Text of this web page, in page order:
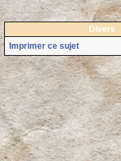
Divers
Imprimer ce sujet